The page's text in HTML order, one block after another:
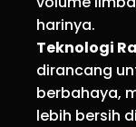
harinya.
Teknologi
dirancang
berbahaya,
lebih bersih